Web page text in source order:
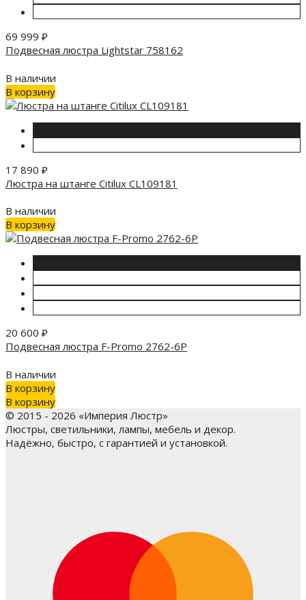
69 999 ₽
Подвесная люстра Lightstar 758162
В наличии
В корзину
17 890 ₽
Люстра на штанге Citilux CL109181
В наличии
В корзину
20 600 ₽
Подвесная люстра F-Promo 2762-6P
В наличии
В корзину
В корзину
© 2015 - 2026 «Империя Люстр»
Люстры, светильники, лампы, мебель и декор.
Надёжно, быстро, с гарантией и установкой.